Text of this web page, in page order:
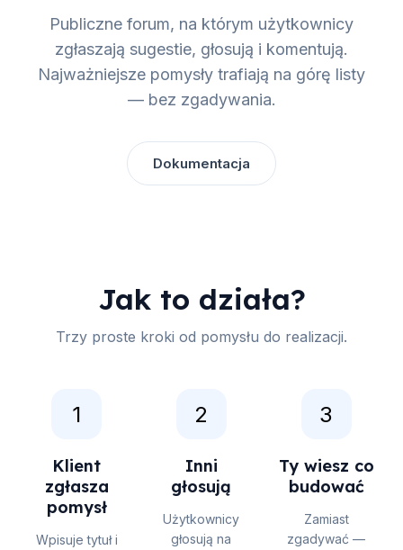
Publiczne forum, na którym użytkownicy
zgłaszają sugestie, głosują i komentują.
Najważniejsze pomysły trafiają na górę listy
— bez zgadywania.
Dokumentacja
Jak to działa?
Trzy proste kroki od pomysłu do realizacji.
1
Klient
zgłasza
pomysł
Wpisuje tytuł i
2
Inni
głosują
Użytkownicy
głosują na
3
Ty wiesz co
budować
Zamiast
zgadywać —